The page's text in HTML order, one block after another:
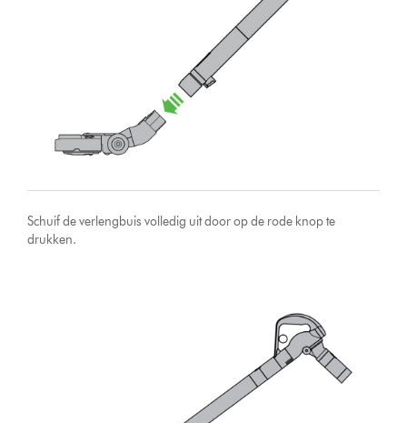
Schuif de verlengbuis volledig uit door op de rode knop te
drukken.